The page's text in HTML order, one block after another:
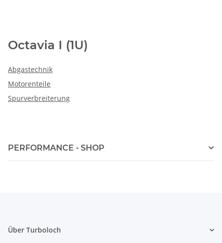
Octavia I (1U)
Abgastechnik
Motorenteile
Spurverbreiterung
PERFORMANCE - SHOP
Über Turboloch